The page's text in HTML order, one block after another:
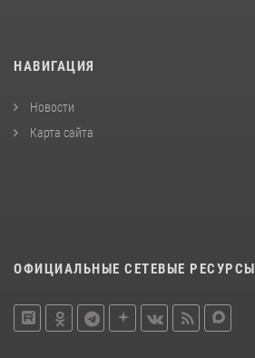
НАВИГАЦИЯ
Новости
Карта сайта
ОФИЦИАЛЬНЫЕ СЕТЕВЫЕ РЕСУРСЫ